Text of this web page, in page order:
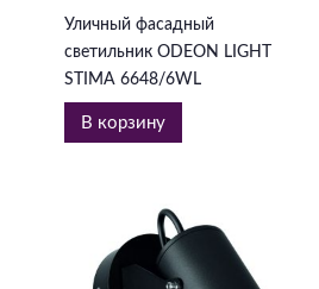
Уличный фасадный
светильник ODEON LIGHT
STIMA 6648/6WL
В корзину